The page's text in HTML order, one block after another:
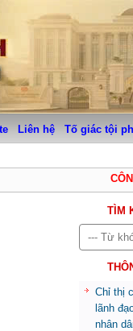
Liên hệ Tố giác tội
TÌM
Chỉ thị
lãnh
nhân